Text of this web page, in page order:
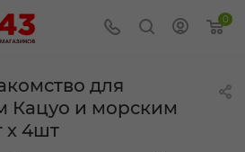
0
для
Кацуо и морским
х 4шт